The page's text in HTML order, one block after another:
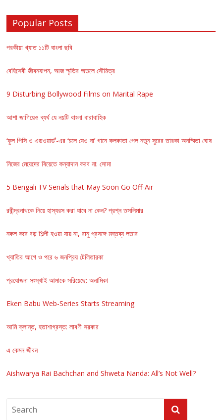
Popular Posts
পরকীয়া খ্যাত ১১টি বাংলা ছবি
বেহিসেবী জীবনযাপন, আজ স্মৃতির অতলে সৌমিত্র
9 Disturbing Bollywood Films on Marital Rape
আশা জাগিয়েও ব্যর্থ যে নয়টি বাংলা ধারাবাহিক
‘ফুল পিসি ও এডওয়ার্ড’-এর ‘চলে যেও না’ গানে কলকাতা পেল নতুন সুরের তারকা অনস্মিতা ঘোষ
নিজের মেয়েদের বিয়েতে কন্যাদান করব না: সোমা
5 Bengali TV Serials that May Soon Go Off-Air
রবীন্দ্রনাথকে নিয়ে হাস্যরস করা যাবে না কেন? প্রশ্ন তসলিমার
নকল করে বড় শিল্পী হওয়া যায় না, রানু প্রসঙ্গে মন্তব্য লতার
খ্যাতির আগে ও পরে ৬ জনপ্রিয় টেলিতারকা
প্রযোজনা সংস্থাই আমাকে সরিয়েছে: অনামিকা
Eken Babu Web-Series Starts Streaming
আমি ক্লান্ত, হতাশাগ্রস্ত: লাবণী সরকার
এ কেমন জীবন
Aishwarya Rai Bachchan and Shweta Nanda: All’s Not Well?